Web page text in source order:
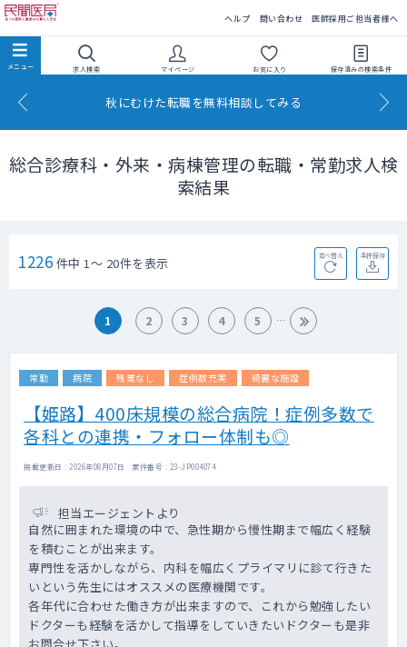
ヘルプ 問い合わせ 医師採用ご担当者様へ
求人検索 マイページ お気に入り 保存済みの検索条件
秋にむけた転職を無料相談してみる
総合診療科・外来・病棟管理の転職・常勤求人検
索結果
1226 件中 1～ 20件を表示 並べ替え 条件保存
1 2 3 4 5
常勤 病院 残業なし 症例数充実 綺麗な施設
【姫路】400床規模の総合病院！症例多数で
各科との連携・フォロー体制も◎
掲載更新日 : 2026年08月07日 案件番号 : 23-JP004074
担当エージェントより
自然に囲まれた環境の中で、急性期から慢性期まで幅広く経験
を積むことが出来ます。
専門性を活かしながら、内科を幅広くプライマリに診て行きた
いという先生にはオススメの医療機関です。
各年代に合わせた働き方が出来ますので、これから勉強したい
ドクターも経験を活かして指導をしていきたいドクターも是非